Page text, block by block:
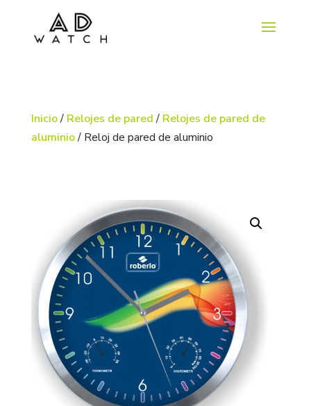
Inicio/ Relojes de pared/ Relojes de pared de
aluminio/ Reloj de pared de aluminio